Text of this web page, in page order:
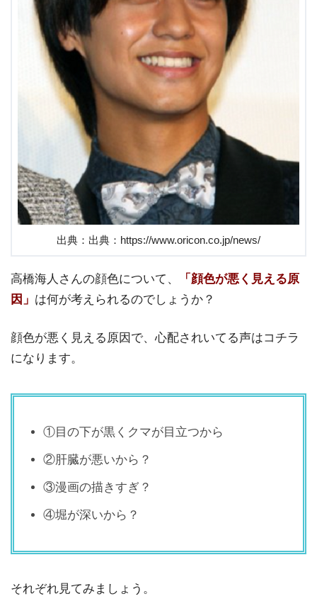
出典：出典：https://www.oricon.co.jp/news/
高橋海人さんの顔色について、
「顔色が悪く見える原
因」 は何が考えられるのでしょうか？
顔色が悪く見える原因で、心配されいてる声はコチラ
になります。
①目の下が黒くクマが目立つから
②肝臓が悪いから？
③漫画の描きすぎ？
④堀が深いから？
それぞれ見てみましょう。